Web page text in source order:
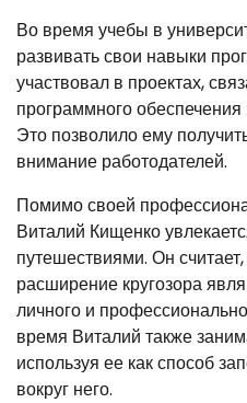
Во время учебы в
развивать свои навыки
участвовал в проектах,
программного
Это позволило ему
внимание работодателей.
Помимо своей
Виталий Кищенко
путешествиями. Он
расширение кругозора
личного и
время Виталий также
используя ее как способ
вокруг него.